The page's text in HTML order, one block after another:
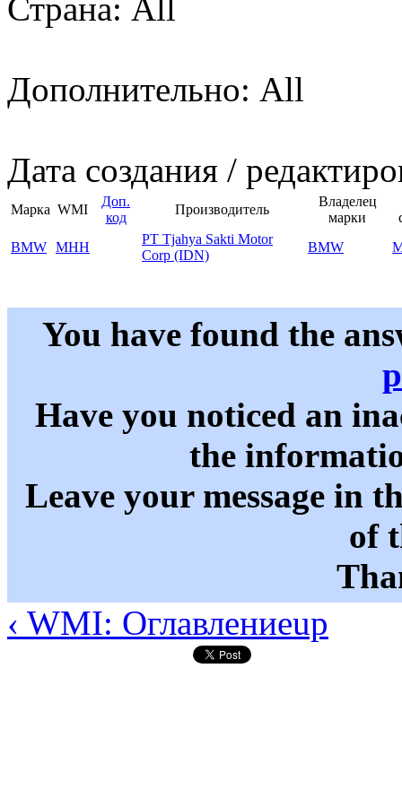
Страна: All
Дополнительно: All
Дата создания /
Марка WMI
Доп.
код
Производитель
Владелец
марки
BMW MHH
PT Tjahya Sakti Motor
Corp (IDN)
BMW
You have found the
Have you noticed an
the
Leave your message in
of
‹ WMI: Оглавлениеup